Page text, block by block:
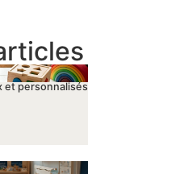
et personnalisés